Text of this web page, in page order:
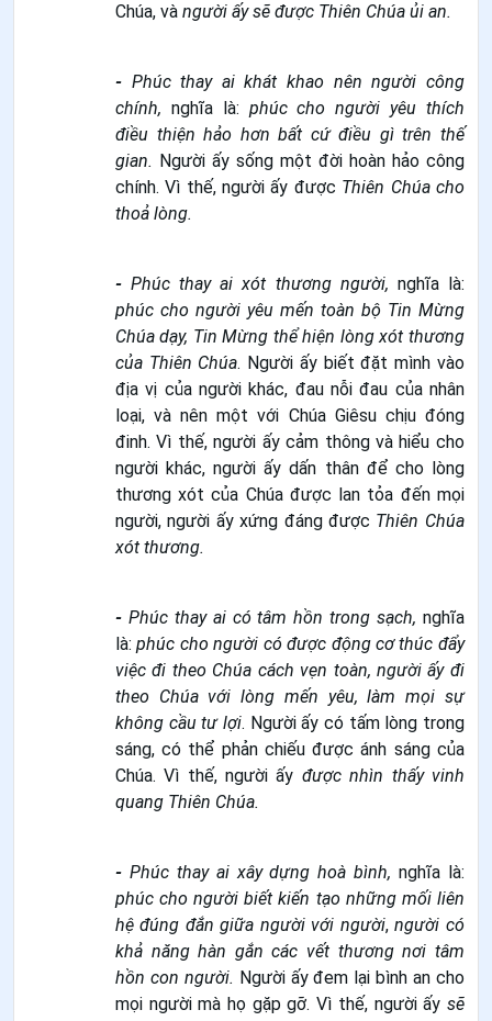
Chúa, và người ấy sẽ được Thiên Chúa ủi an.
- Phúc thay ai khát khao nên người công
chính, nghĩa là: phúc cho người yêu thích
điều thiện hảo hơn bất cứ điều gì trên thế
gian. Người ấy sống một đời hoàn hảo công
chính. Vì thế, người ấy được Thiên Chúa cho
thoả lòng.
- Phúc thay ai xót thương người, nghĩa là:
phúc cho người yêu mến toàn bộ Tin Mừng
Chúa dạy, Tin Mừng thể hiện lòng xót thương
của Thiên Chúa. Người ấy biết đặt mình vào
địa vị của người khác, đau nỗi đau của nhân
loại, và nên một với Chúa Giêsu chịu đóng
đinh. Vì thế, người ấy cảm thông và hiểu cho
người khác, người ấy dấn thân để cho lòng
thương xót của Chúa được lan tỏa đến mọi
người, người ấy xứng đáng được Thiên Chúa
xót thương.
- Phúc thay ai có tâm hồn trong sạch, nghĩa
là:phúc cho người có được động cơ thúc đẩy
việc đi theo Chúa cách vẹn toàn, người ấy đi
theo Chúa với lòng mến yêu, làm mọi sự
không cầu tư lợi. Người ấy có tấm lòng trong
sáng, có thể phản chiếu được ánh sáng của
Chúa. Vì thế, người ấy được nhìn thấy vinh
quang Thiên Chúa.
- Phúc thay ai xây dựng hoà bình, nghĩa là:
phúc cho người biết kiến tạo những mối liên
hệ đúng đắn giữa người với người,người có
khả năng hàn gắn các vết thương nơi tâm
hồn con người. Người ấy đem lại bình an cho
mọi người mà họ gặp gỡ. Vì thế, người ấy sẽ